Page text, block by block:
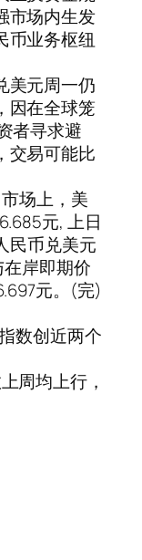
市场内生发
币业务枢纽
美元周一仍
因在全球笼
者寻求避
交易可能比
场上，美
元, 上日
民币兑美元
岸即期价
元。(完)
数创近两个
周均上行，